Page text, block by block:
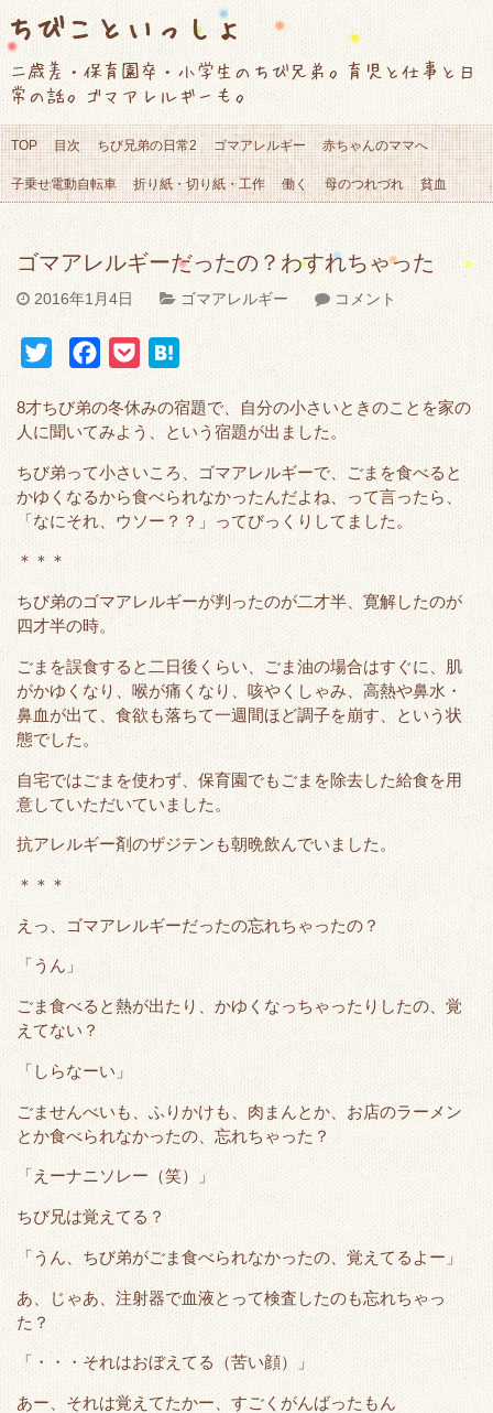
ちびこといっしょ
二歳差・保育園卒・小学生のちび兄弟。育児と仕事と日
常の話。ゴマアレルギーも。
TOP 目次 ちび兄弟の日常2 ゴマアレルギー 赤ちゃんのママへ
子乗せ電動自転車 折り紙・切り紙・工作 働く 母のつれづれ 貧血
ゴマアレルギーだったの？わすれちゃった
2016年1月4日 ゴマアレルギー コメント
i
t
e
c
e
b
o
c
k
e
t
t
e
n
a
8才ちび弟の冬休みの宿題で、自分の小さいときのことを家の
人に聞いてみよう、という宿題が出ました。
ちび弟って小さいころ、ゴマアレルギーで、ごまを食べると
かゆくなるから食べられなかったんだよね、って言ったら、
「なにそれ、ウソー？？」ってびっくりしてました。
＊＊＊
ちび弟のゴマアレルギーが判ったのが二才半、寛解したのが
四才半の時。
ごまを誤食すると二日後くらい、ごま油の場合はすぐに、肌
がかゆくなり、喉が痛くなり、咳やくしゃみ、高熱や鼻水・
鼻血が出て、食欲も落ちて一週間ほど調子を崩す、という状
態でした。
自宅ではごまを使わず、保育園でもごまを除去した給食を用
意していただいていました。
抗アレルギー剤のザジテンも朝晩飲んでいました。
＊＊＊
えっ、ゴマアレルギーだったの忘れちゃったの？
「うん」
ごま食べると熱が出たり、かゆくなっちゃったりしたの、覚
えてない？
「しらなーい」
ごませんべいも、ふりかけも、肉まんとか、お店のラーメン
とか食べられなかったの、忘れちゃった？
「えーナニソレー（笑）」
ちび兄は覚えてる？
「うん、ちび弟がごま食べられなかったの、覚えてるよー」
あ、じゃあ、注射器で血液とって検査したのも忘れちゃっ
た？
「・・・それはおぼえてる（苦い顔）」
あー、それは覚えてたかー、すごくがんばったもん